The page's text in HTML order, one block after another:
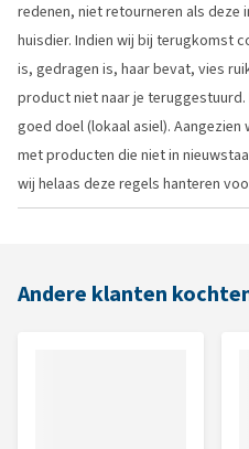
redenen, niet retourneren als deze
huisdier. Indien wij bij terugkomst
is, gedragen is, haar bevat, vies
product niet naar je
goed doel (lokaal asiel).
met producten die niet in
wij helaas deze regels hanteren
Andere klanten